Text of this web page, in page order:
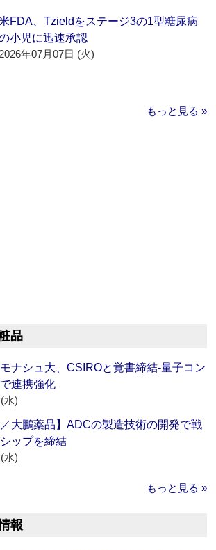
FDA、Tzieldをステージ3の1型糖尿病
小児に迅速承認
2026年07月07日 (火)
もっと見る »
品
モナシュ大、CSIROと覚書締結‐量子コン
連携強化
水)
／大鵬薬品】ADCの製造技術の開発で戦
ップを締結
水)
もっと見る »
報